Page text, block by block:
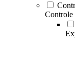
Controle